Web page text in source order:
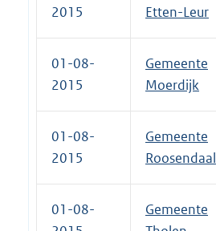
2015
Etten-Leur
01-08-
2015
Gemeente
Moerdijk
01-08-
2015
Gemeente
Roosendaal
01-08-
Gemeente